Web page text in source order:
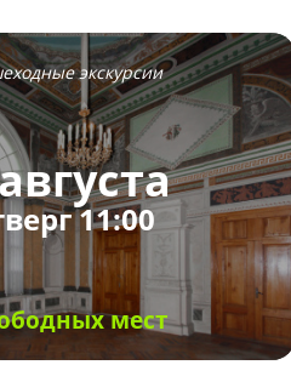
экскурсии
11:00
мест